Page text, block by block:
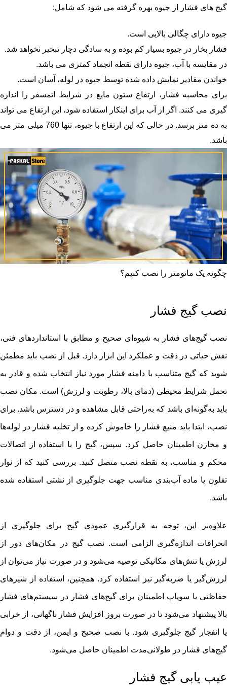
گیج های فشار از جیوه بهره گرفته می شود که شامل:
جیوه دارای چگالی بالایی است.
فشار بخار در جیوه بسیار کم بوده و به سادگی دچار تبخیر نخواهد شد.
در مقایسه با آب، جیوه دارای نقطه انجماد کمتری می باشد.
خواندن مقادیر نمایش داده شده توسط جیوه در لوله، آسان است.
برای محاسبه فشار، ارتفاع ستون مایع در شرایط اتمسفر را اندازه
گیری می کنند. اگر از آب برای اینکار استفاده شود، این ارتفاع می تواند
به ده متر برسد. در حالی که این ارتفاع با جیوه، تنها 760 میلی متر می
باشد.
چگونه یک مانومتر را نصب کنیم؟
نصب گیج فشار
نصب گیج‌های فشار به شیوه‌ای صحیح و مطابق با استانداردهای فنی،
نقش حیاتی در دقت و عملکرد این ابزار دارد. قبل از نصب باید مطمئن
شوید که گیج متناسب با دامنه فشار مورد نیاز انتخاب شده و قادر به
تحمل شرایط محیطی (دمای بالا، رطوبت و لرزش) است. مکان نصب
باید به‌گونه‌ای باشد که به‌راحتی قابل مشاهده و در دسترس باشد. برای
نصب، ابتدا باید منبع فشار را خاموش کرده و از تخلیه فشار در لوله‌ها
و مخازن اطمینان حاصل کرد. سپس، گیج را با استفاده از اتصالات
محکم و مناسب، به نقطه نصب متصل کنید. بررسی کنید که از نوار
تفلون یا ماده آب‌بندی مناسب جهت جلوگیری از نشتی استفاده شده
باشد.
علاوه‌بر این، توجه به قرارگیری عمودی گیج برای جلوگیری از
انحرافات اندازه‌گیری الزامی است. نصب گیج در مکان‌های دور از
لرزش یا تنش‌های مکانیکی توصیه می‌شود و در صورت نیاز می‌توان از
لرزش‌گیر یا ضربه‌گیر نیز استفاده کرد. همچنین، استفاده از شیرهای
حفاظتی یا سوپاپ اطمینان برای گیج‌های فشار در سیستم‌های فشار
بالا پیشنهاد می‌شود تا در صورت بروز افزایش فشار ناگهانی، از خرابی
یا انفجار گیج جلوگیری شود. با نصب صحیح و ایمن، از دقت و دوام
گیج‌های فشار در طولانی‌مدت اطمینان حاصل می‌شود.
عیب یابی گیج فشار